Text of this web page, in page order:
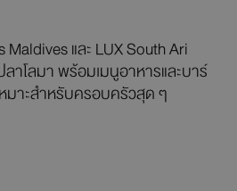
และ LUX South Ari
าโลมา พร้อมเมนูอาหารและบาร์
มาะสำหรับครอบครัวสุด ๆ